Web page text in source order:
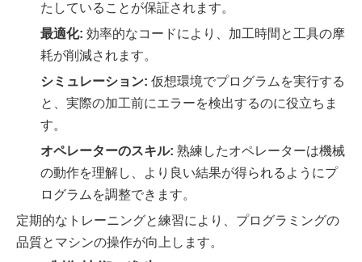
たしていることが保証されます。
最適化: 効率的なコードにより、加工時間と工具の摩
耗が削減されます。
シミュレーション: 仮想環境でプログラムを実行する
と、実際の加工前にエラーを検出するのに役立ちま
す。
オペレーターのスキル: 熟練したオペレーターは機械
の動作を理解し、より良い結果が得られるようにプ
ログラムを調整できます。
定期的なトレーニングと練習により、プログラミングの
品質とマシンの操作が向上します。